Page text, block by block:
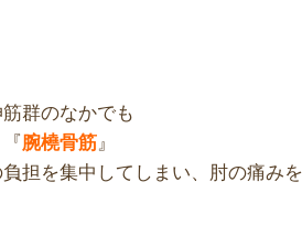
群のなかでも
腕橈骨筋』
担を集中してしまい、肘の痛み